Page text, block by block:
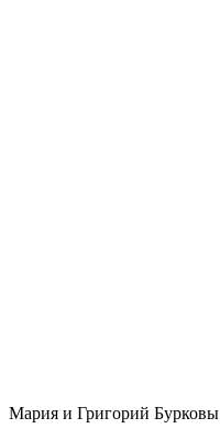
Мария и Григорий Бурковы